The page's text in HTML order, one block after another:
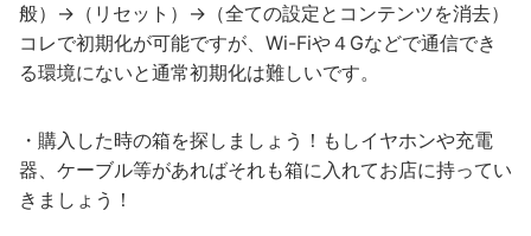
般）→（リセット）→（全ての設定とコンテンツを消去）
コレで初期化が可能ですが、Wi-Fiや４Gなどで通信でき
る環境にないと通常初期化は難しいです。
・購入した時の箱を探しましょう！もしイヤホンや充電
器、ケーブル等があればそれも箱に入れてお店に持ってい
きましょう！